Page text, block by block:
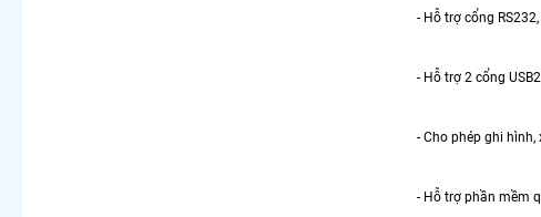
- Hỗ trợ cổng RS232,
- Hỗ trợ 2 cổng
- Cho phép ghi
- Hỗ trợ phần mềm